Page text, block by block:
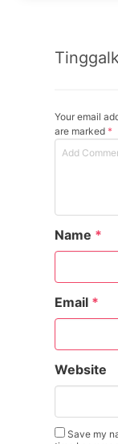
Your email
are marked *
Name *
Email *
Website
Save my